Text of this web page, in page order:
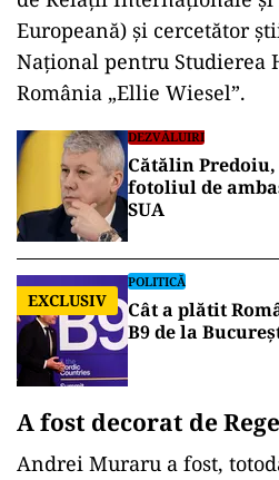
Europeană) și cercetător
Național pentru Studierea
România „Ellie Wiesel”.
DEZVĂLUIRI
Cătălin
fotoliul de
SUA
EXCLUSIV
POLITICĂ
Cât a plătit
B9 de la
A fost decorat de
Andrei Muraru a fost,